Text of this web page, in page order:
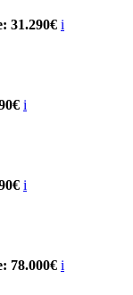
31.290€ i
i
i
78.000€ i